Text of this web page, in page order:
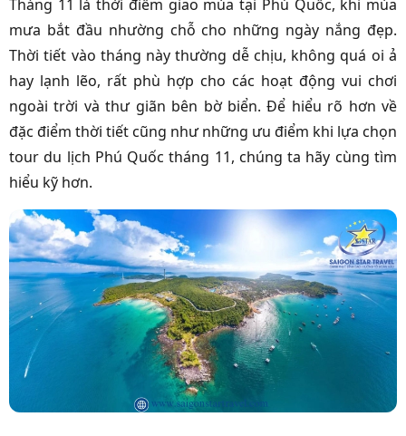
Tháng 11 là thời điểm giao mùa tại Phú Quốc, khi mùa
mưa bắt đầu nhường chỗ cho những ngày nắng đẹp.
Thời tiết vào tháng này thường dễ chịu, không quá oi ả
hay lạnh lẽo, rất phù hợp cho các hoạt động vui chơi
ngoài trời và thư giãn bên bờ biển. Để hiểu rõ hơn về
đặc điểm thời tiết cũng như những ưu điểm khi lựa chọn
tour du lịch Phú Quốc tháng 11, chúng ta hãy cùng tìm
hiểu kỹ hơn.